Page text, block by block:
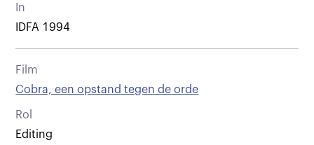
In
IDFA 1994
Film
Cobra, een opstand tegen de orde
Rol
Editing